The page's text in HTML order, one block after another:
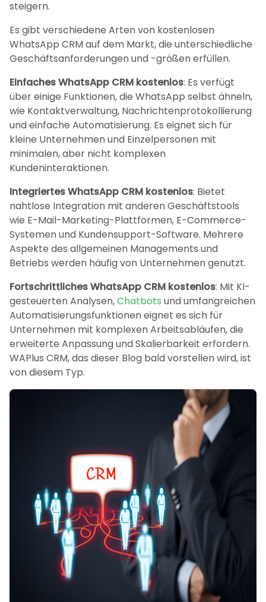
steigern.
Es gibt verschiedene Arten von kostenlosen
WhatsApp CRM auf dem Markt, die unterschiedliche
Geschäftsanforderungen und -größen erfüllen.
Einfaches WhatsApp CRM kostenlos: Es verfügt
über einige Funktionen, die WhatsApp selbst ähneln,
wie Kontaktverwaltung, Nachrichtenprotokollierung
und einfache Automatisierung. Es eignet sich für
kleine Unternehmen und Einzelpersonen mit
minimalen, aber nicht komplexen
Kundeninteraktionen.
Integriertes WhatsApp CRM kostenlos: Bietet
nahtlose Integration mit anderen Geschäftstools
wie E-Mail-Marketing-Plattformen, E-Commerce-
Systemen und Kundensupport-Software. Mehrere
Aspekte des allgemeinen Managements und
Betriebs werden häufig von Unternehmen genutzt.
Fortschrittliches WhatsApp CRM kostenlos: Mit KI-
gesteuerten Analysen,Chatbots und umfangreichen
Automatisierungsfunktionen eignet es sich für
Unternehmen mit komplexen Arbeitsabläufen, die
erweiterte Anpassung und Skalierbarkeit erfordern.
WAPlus CRM, das dieser Blog bald vorstellen wird, ist
von diesem Typ.